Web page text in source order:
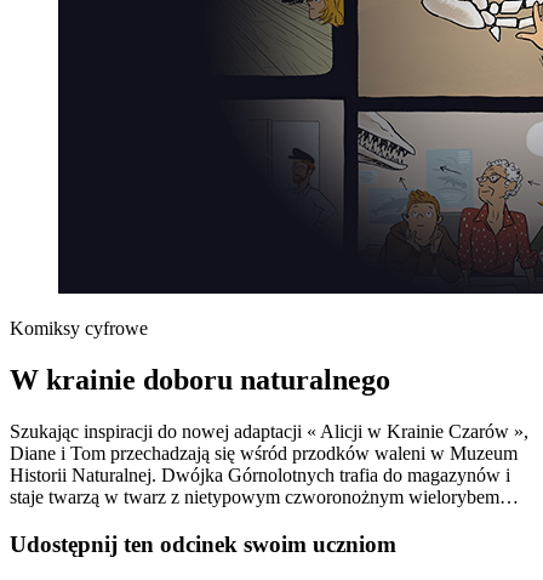
Komiksy cyfrowe
W krainie doboru naturalnego
Szukając inspiracji do nowej adaptacji « Alicji w Krainie Czarów »,
Diane i Tom przechadzają się wśród przodków waleni w Muzeum
Historii Naturalnej. Dwójka Górnolotnych trafia do magazynów i
staje twarzą w twarz z nietypowym czworonożnym wielorybem…
Udostępnij ten odcinek swoim uczniom